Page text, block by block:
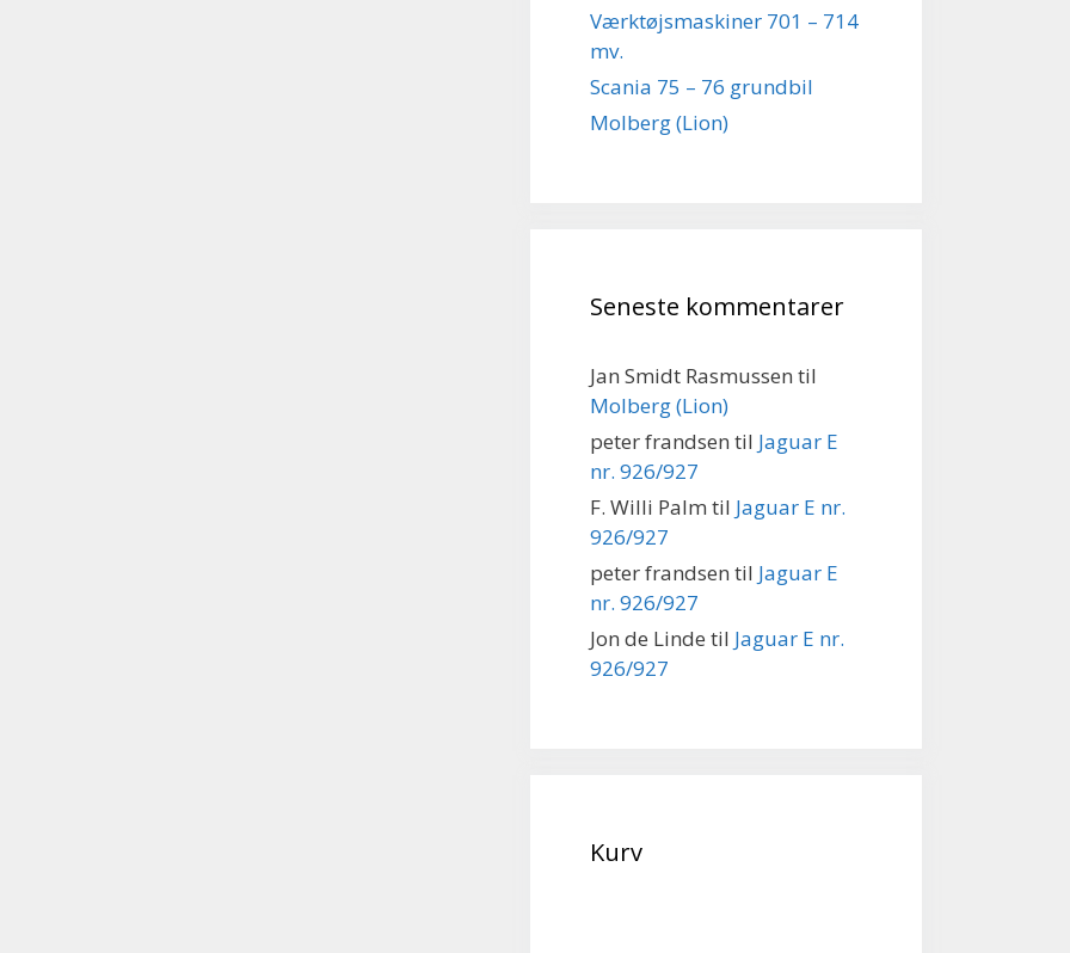
Værktøjsmaskiner 701 – 714
mv.
Scania 75 – 76 grundbil
Molberg (Lion)
Seneste kommentarer
Jan Smidt Rasmussen til
Molberg (Lion)
peter frandsen til Jaguar E
nr. 926/927
F. Willi Palm til Jaguar E nr.
926/927
peter frandsen til Jaguar E
nr. 926/927
Jon de Linde til Jaguar E nr.
926/927
Kurv